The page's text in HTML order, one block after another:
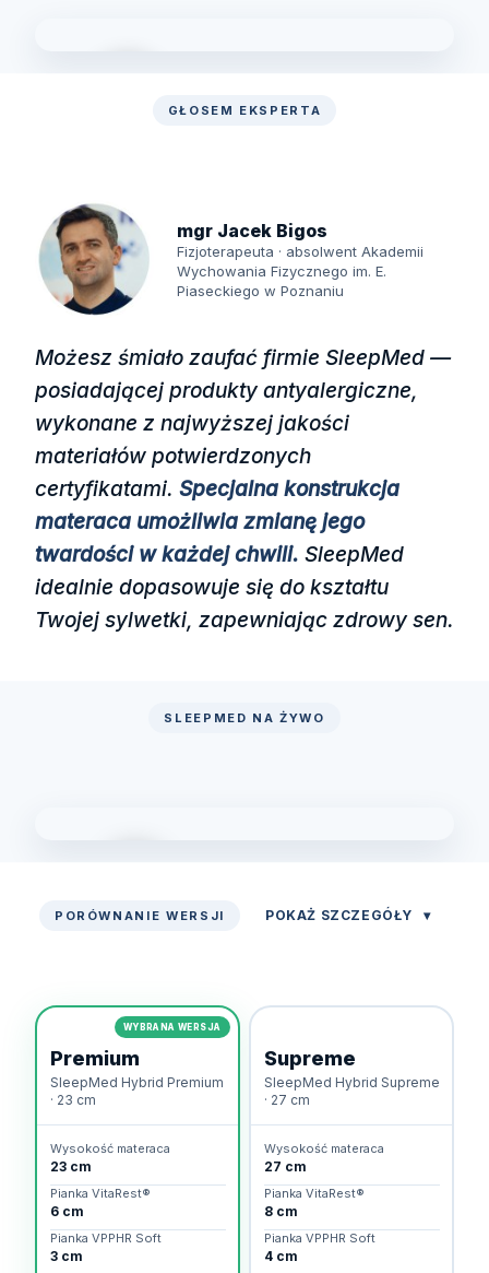
GŁOSEM EKSPERTA
Możesz śmiało zaufać firmie SleepMed —
posiadającej produkty antyalergiczne,
wykonane z najwyższej jakości
materiałów potwierdzonych
certyfikatami. Specjalna konstrukcja
materaca umożliwia zmianę jego
twardości w każdej chwili. SleepMed
idealnie dopasowuje się do kształtu
Twojej sylwetki, zapewniając zdrowy sen.
mgr Jacek Bigos
Fizjoterapeuta · absolwent Akademii
Wychowania Fizycznego im. E.
Piaseckiego w Poznaniu
SLEEPMED NA ŻYWO
PORÓWNANIE WERSJI POKAŻ SZCZEGÓŁY ▾
WYBRANA WERSJA
Premium
SleepMed Hybrid Premium
· 23 cm
Wysokość materaca
23 cm
Pianka VitaRest®
6 cm
Pianka VPPHR Soft
3 cm
Supreme
SleepMed Hybrid Supreme
· 27 cm
Wysokość materaca
27 cm
Pianka VitaRest®
8 cm
Pianka VPPHR Soft
4 cm